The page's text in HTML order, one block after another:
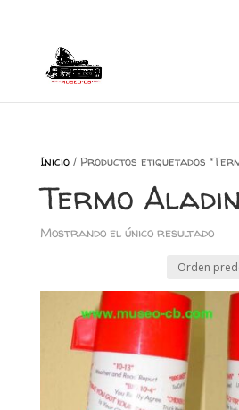
Inicio/ Productos etiquetados
Termo
Mostrando el único resultado